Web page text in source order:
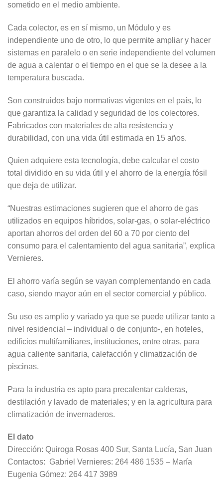
sometido en el medio ambiente.
Cada colector, es en sí mismo, un Módulo y es
independiente uno de otro, lo que permite ampliar y hacer
sistemas en paralelo o en serie independiente del volumen
de agua a calentar o el tiempo en el que se la desee a la
temperatura buscada.
Son construidos bajo normativas vigentes en el país, lo
que garantiza la calidad y seguridad de los colectores.
Fabricados con materiales de alta resistencia y
durabilidad, con una vida útil estimada en 15 años.
Quien adquiere esta tecnología, debe calcular el costo
total dividido en su vida útil y el ahorro de la energía fósil
que deja de utilizar.
“Nuestras estimaciones sugieren que el ahorro de gas
utilizados en equipos híbridos, solar-gas, o solar-eléctrico
aportan ahorros del orden del 60 a 70 por ciento del
consumo para el calentamiento del agua sanitaria”, explica
Vernieres.
El ahorro varía según se vayan complementando en cada
caso, siendo mayor aún en el sector comercial y público.
Su uso es amplio y variado ya que se puede utilizar tanto a
nivel residencial – individual o de conjunto-, en hoteles,
edificios multifamiliares, instituciones, entre otras, para
agua caliente sanitaria, calefacción y climatización de
piscinas.
Para la industria es apto para precalentar calderas,
destilación y lavado de materiales; y en la agricultura para
climatización de invernaderos.
El dato
Dirección: Quiroga Rosas 400 Sur, Santa Lucía, San Juan
Contactos: Gabriel Vernieres: 264 486 1535 – María
Eugenia Gómez: 264 417 3989